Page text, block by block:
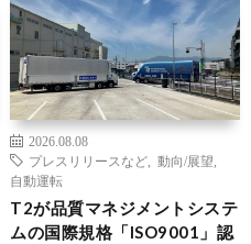
2026.08.08
プレスリリースなど
動向/展望
自動運転
T2が品質マネジメントシステ
ムの国際規格「ISO9001」認